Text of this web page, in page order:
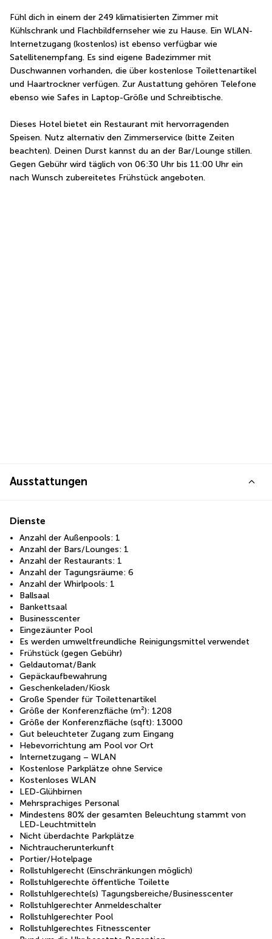
Fühl dich in einem der 249 klimatisierten Zimmer mit
Kühlschrank und Flachbildfernseher wie zu Hause. Ein WLAN-
Internetzugang (kostenlos) ist ebenso verfügbar wie
Satellitenempfang. Es sind eigene Badezimmer mit
Duschwannen vorhanden, die über kostenlose Toilettenartikel
und Haartrockner verfügen. Zur Austattung gehören Telefone
ebenso wie Safes in Laptop-Größe und Schreibtische.
Dieses Hotel bietet ein Restaurant mit hervorragenden
Speisen. Nutz alternativ den Zimmerservice (bitte Zeiten
beachten). Deinen Durst kannst du an der Bar/Lounge stillen.
Gegen Gebühr wird täglich von 06:30 Uhr bis 11:00 Uhr ein
nach Wunsch zubereitetes Frühstück angeboten.
Ausstattungen
Dienste
Anzahl der Außenpools: 1
Anzahl der Bars/Lounges: 1
Anzahl der Restaurants: 1
Anzahl der Tagungsräume: 6
Anzahl der Whirlpools: 1
Ballsaal
Bankettsaal
Businesscenter
Eingezäunter Pool
Es werden umweltfreundliche Reinigungsmittel verwendet
Frühstück (gegen Gebühr)
Geldautomat/Bank
Gepäckaufbewahrung
Geschenkeladen/Kiosk
Große Spender für Toilettenartikel
Größe der Konferenzfläche (m²): 1208
Größe der Konferenzfläche (sqft): 13000
Gut beleuchteter Zugang zum Eingang
Hebevorrichtung am Pool vor Ort
Internetzugang – WLAN
Kostenlose Parkplätze ohne Service
Kostenloses WLAN
LED-Glühbirnen
Mehrsprachiges Personal
Mindestens 80% der gesamten Beleuchtung stammt von
LED-Leuchtmitteln
Nicht überdachte Parkplätze
Nichtraucherunterkunft
Portier/Hotelpage
Rollstuhlgerecht (Einschränkungen möglich)
Rollstuhlgerechte öffentliche Toilette
Rollstuhlgerechte(s) Tagungsbereiche/Businesscenter
Rollstuhlgerechter Anmeldeschalter
Rollstuhlgerechter Pool
Rollstuhlgerechtes Fitnesscenter